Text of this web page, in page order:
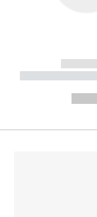
-----------